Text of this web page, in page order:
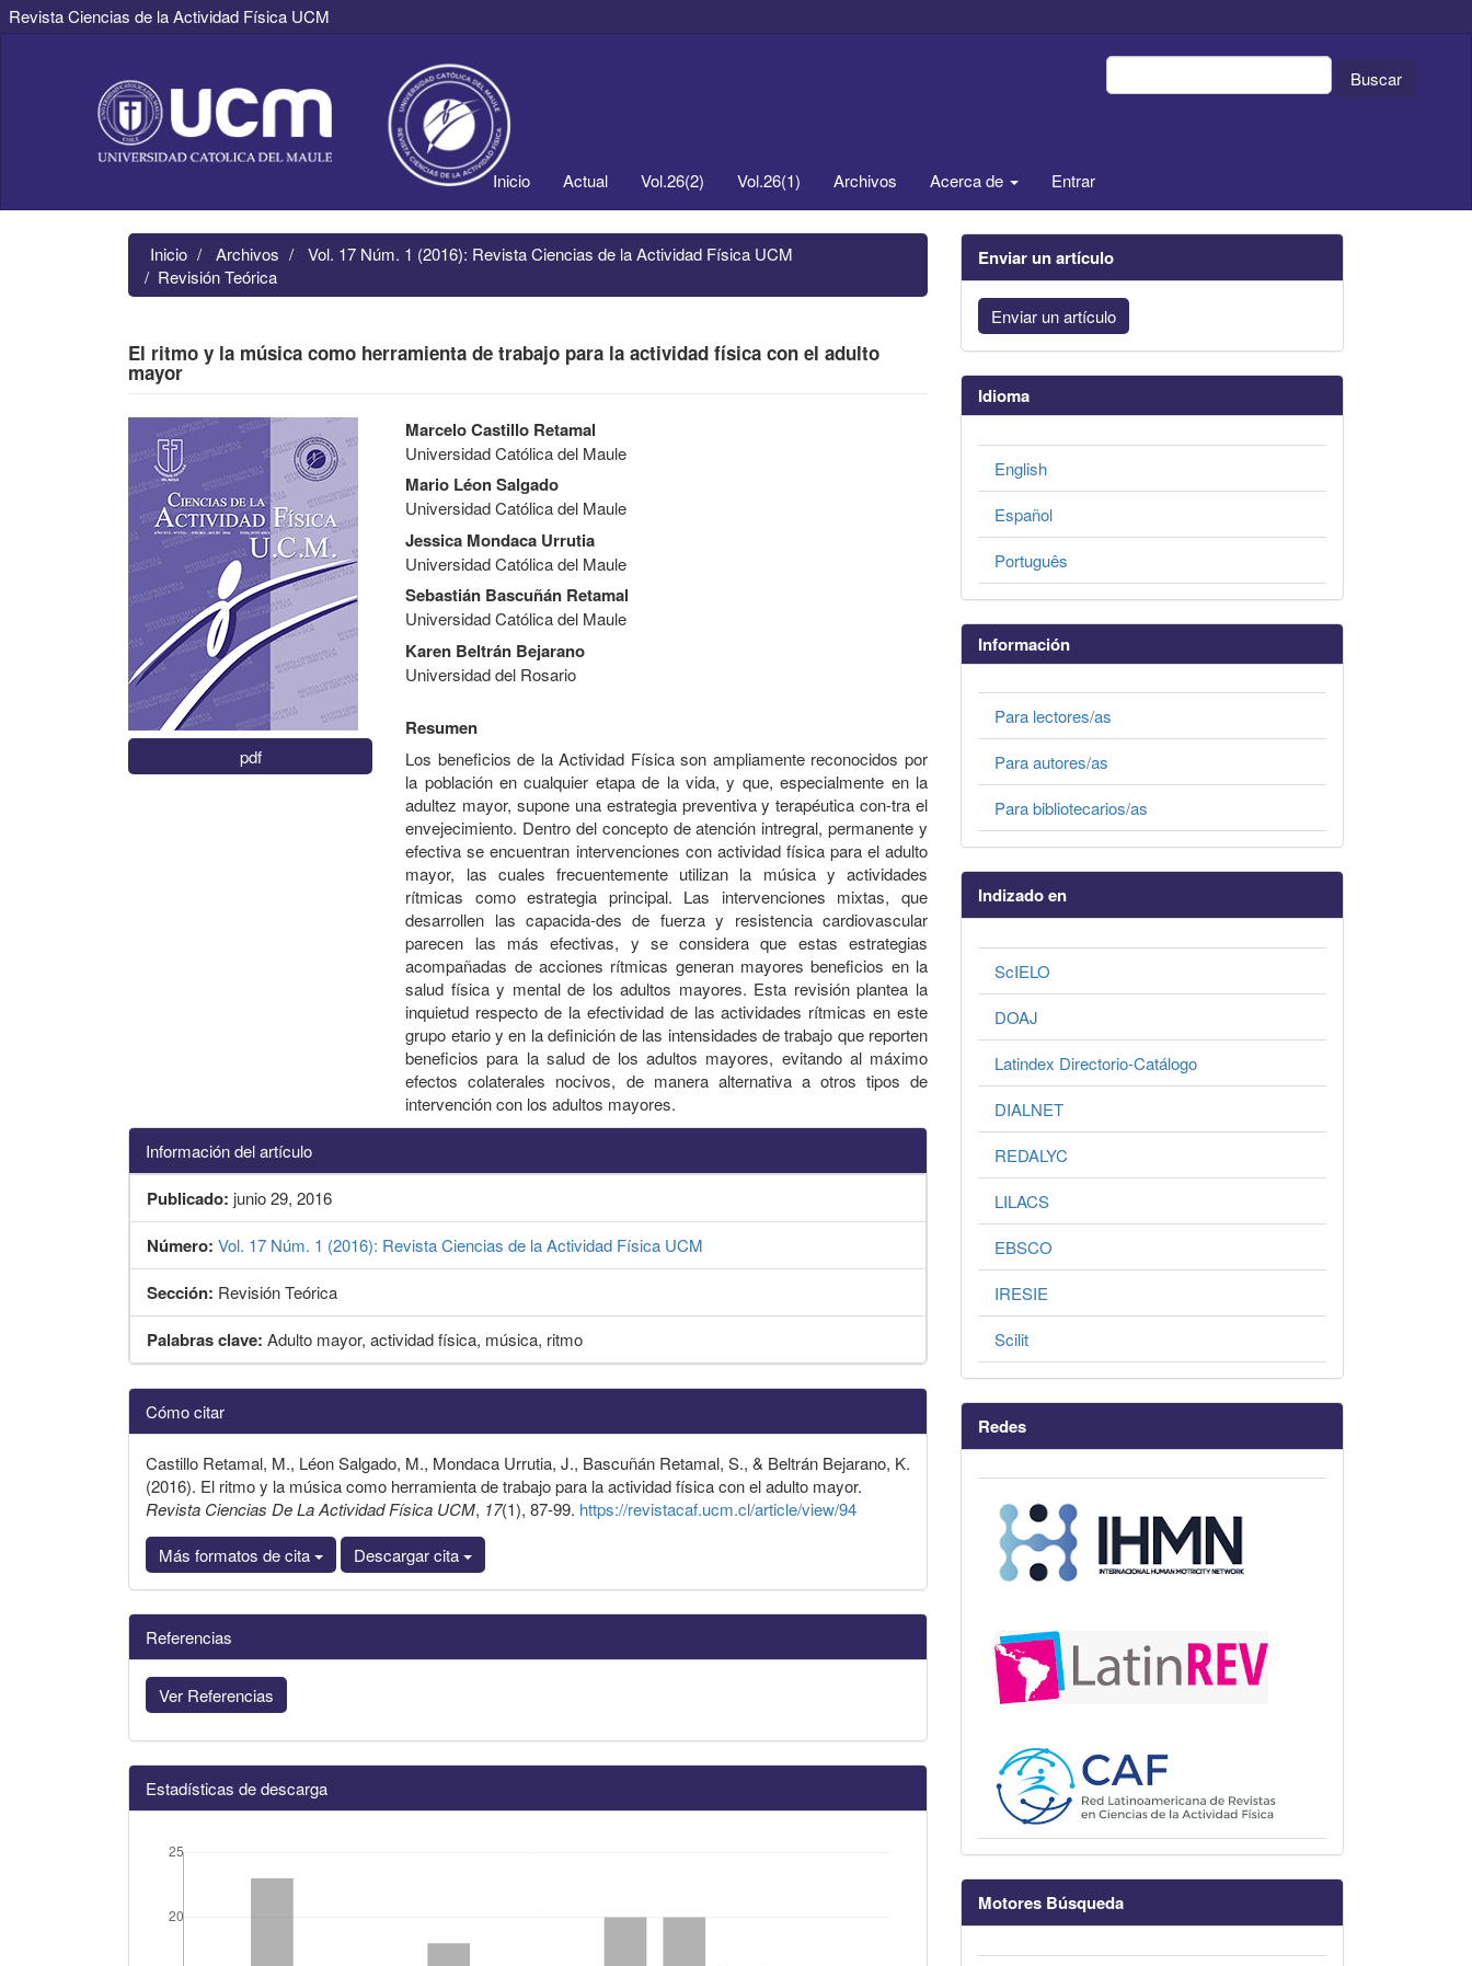
Revista Ciencias de la Actividad Física UCM
Contenido
principal
Buscar
Inicio Actual Vol.26(2) Vol.26(1) Archivos Acerca de Entrar
Inicio Archivos
Vol. 17 Núm. 1 (2016): Revista Ciencias de la Actividad Física UCM
Revisión Teórica
El ritmo y la música como herramienta de trabajo para la actividad física con el adulto
mayor
Barra
lateral
del
artículo
pdf
Contenido
principal
del
artículo
Marcelo Castillo Retamal
Universidad Católica del Maule
Mario Léon Salgado
Universidad Católica del Maule
Jessica Mondaca Urrutia
Universidad Católica del Maule
Sebastián Bascuñán Retamal
Universidad Católica del Maule
Karen Beltrán Bejarano
Universidad del Rosario
Resumen
Los beneficios de la Actividad Física son ampliamente reconocidos por
la población en cualquier etapa de la vida, y que, especialmente en la
adultez mayor, supone una estrategia preventiva y terapéutica con-tra el
envejecimiento. Dentro del concepto de atención intregral, permanente y
efectiva se encuentran intervenciones con actividad física para el adulto
mayor, las cuales frecuentemente utilizan la música y actividades
rítmicas como estrategia principal. Las intervenciones mixtas, que
desarrollen las capacida-des de fuerza y resistencia cardiovascular
parecen las más efectivas, y se considera que estas estrategias
acompañadas de acciones rítmicas generan mayores beneficios en la
salud física y mental de los adultos mayores. Esta revisión plantea la
inquietud respecto de la efectividad de las actividades rítmicas en este
grupo etario y en la definición de las intensidades de trabajo que reporten
beneficios para la salud de los adultos mayores, evitando al máximo
efectos colaterales nocivos, de manera alternativa a otros tipos de
intervención con los adultos mayores.
Información del artículo
Publicado: junio 29, 2016
Número: Vol. 17 Núm. 1 (2016): Revista Ciencias de la Actividad Física UCM
Sección: Revisión Teórica
Palabras clave: Adulto mayor, actividad física, música, ritmo
Detalles
del
artículo
Cómo citar
Castillo Retamal, M., Léon Salgado, M., Mondaca Urrutia, J., Bascuñán Retamal, S., & Beltrán Bejarano, K.
(2016). El ritmo y la música como herramienta de trabajo para la actividad física con el adulto mayor.
Revista Ciencias De La Actividad Física UCM, 17(1), 87-99. https://revistacaf.ucm.cl/article/view/94
Más formatos de cita
Descargar cita
Referencias
Ver Referencias
Estadísticas de descarga
Enviar un artículo
Enviar un artículo
Idioma
English
Español
Português
Información
Para lectores/as
Para autores/as
Para bibliotecarios/as
Indizado en
ScIELO
DOAJ
Latindex Directorio-Catálogo
DIALNET
REDALYC
LILACS
EBSCO
IRESIE
Scilit
Redes
Motores Búsqueda